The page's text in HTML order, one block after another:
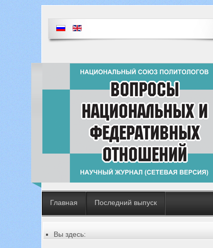
Главная Последний выпуск
Вы здесь: